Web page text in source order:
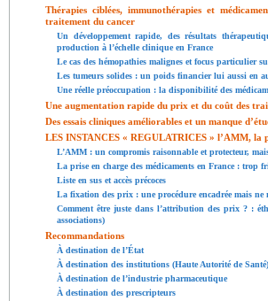
Thérapies ciblées, immunothérapies et
traitement du cancer
Un développement rapide, des résultats
production à l’échelle clinique en France
Le cas des hémopathies malignes et focus particulier
Les tumeurs solides : un poids financier lui aussi en
Une réelle préoccupation : la disponibilité des
Une augmentation rapide du prix et du coût des
Des essais cliniques améliorables et un manque
LES INSTANCES « REGULATRICES » l’AMM, la
L’AMM : un compromis raisonnable et protecteur,
La prise en charge des médicaments en France : trop
Liste en sus et accès précoces
La fixation des prix : une procédure encadrée mais ne
Comment être juste dans l’attribution des prix ? :
associations)
Recommandations
À destination de l’État
À destination des institutions (Haute Autorité de Santé)
À destination de l’industrie pharmaceutique
À destination des prescripteurs